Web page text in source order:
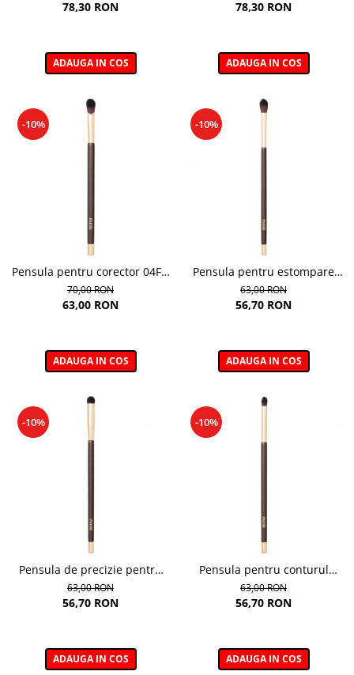
Bronzer Brush
78,30 RON
ADAUGA IN COS
78,30 RON
ADAUGA IN COS
-10%
Pensula pentru corector 04F –
Concealer Brush
70,00 RON
63,00 RON
ADAUGA IN COS
-10%
Pensula pentru estompare
fard 01E – Eyeshadow
Blending Brush
63,00 RON
56,70 RON
ADAUGA IN COS
-10%
Pensula de precizie pentru
fard de pleoape 02E –
Precision Eyeshadow Brush
63,00 RON
56,70 RON
ADAUGA IN COS
-10%
Pensula pentru conturul
ochilor 03E – Eye Contour
Brush
63,00 RON
56,70 RON
ADAUGA IN COS